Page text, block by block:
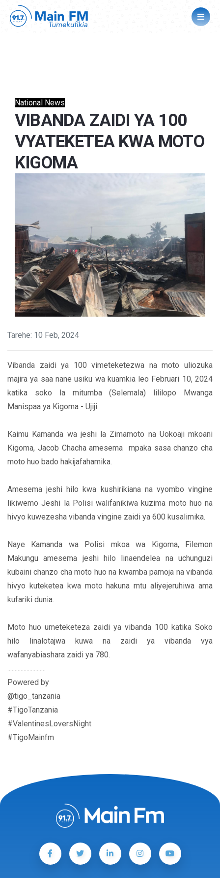
National News
VIBANDA ZAIDI YA 100
VYATEKETEA KWA MOTO
KIGOMA
Tarehe: 10 Feb, 2024
Vibanda zaidi ya 100 vimeteketezwa na moto uliozuka
majira ya saa nane usiku wa kuamkia leo Februari 10, 2024
katika soko la mitumba (Selemala) lililopo Mwanga
Manispaa ya Kigoma - Ujiji.
Kaimu Kamanda wa jeshi la Zimamoto na Uokoaji mkoani
Kigoma, Jacob Chacha amesema mpaka sasa chanzo cha
moto huo bado hakijafahamika.
Amesema jeshi hilo kwa kushirikiana na vyombo vingine
likiwemo Jeshi la Polisi walifanikiwa kuzima moto huo na
hivyo kuwezesha vibanda vingine zaidi ya 600 kusalimika.
Naye Kamanda wa Polisi mkoa wa Kigoma, Filemon
Makungu amesema jeshi hilo linaendelea na uchunguzi
kubaini chanzo cha moto huo na kwamba pamoja na vibanda
hivyo kuteketea kwa moto hakuna mtu aliyejeruhiwa ama
kufariki dunia.
Moto huo umeteketeza zaidi ya vibanda 100 katika Soko
hilo linalotajwa kuwa na zaidi ya vibanda vya
wafanyabiashara zaidi ya 780.
..........................
Powered by
@tigo_tanzania
#TigoTanzania
#ValentinesLoversNight
#TigoMainfm